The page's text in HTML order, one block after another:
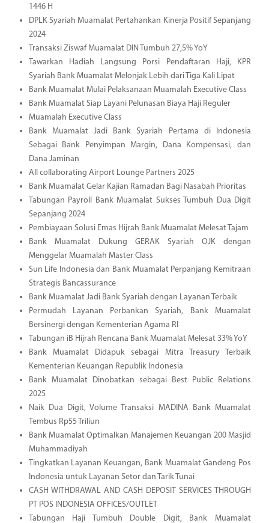
1446 H
DPLK Syariah Muamalat Pertahankan Kinerja Positif Sepanjang
2024
Transaksi Ziswaf Muamalat DIN Tumbuh 27,5% YoY
Tawarkan Hadiah Langsung Porsi Pendaftaran Haji, KPR
Syariah Bank Muamalat Melonjak Lebih dari Tiga Kali Lipat
Bank Muamalat Mulai Pelaksanaan Muamalah Executive Class
Bank Muamalat Siap Layani Pelunasan Biaya Haji Reguler
Muamalah Executive Class
Bank Muamalat Jadi Bank Syariah Pertama di Indonesia
Sebagai Bank Penyimpan Margin, Dana Kompensasi, dan
Dana Jaminan
All collaborating Airport Lounge Partners 2025
Bank Muamalat Gelar Kajian Ramadan Bagi Nasabah Prioritas
Tabungan Payroll Bank Muamalat Sukses Tumbuh Dua Digit
Sepanjang 2024
Pembiayaan Solusi Emas Hijrah Bank Muamalat Melesat Tajam
Bank Muamalat Dukung GERAK Syariah OJK dengan
Menggelar Muamalah Master Class
Sun Life Indonesia dan Bank Muamalat Perpanjang Kemitraan
Strategis Bancassurance
Bank Muamalat Jadi Bank Syariah dengan Layanan Terbaik
Permudah Layanan Perbankan Syariah, Bank Muamalat
Bersinergi dengan Kementerian Agama RI
Tabungan iB Hijrah Rencana Bank Muamalat Melesat 33% YoY
Bank Muamalat Didapuk sebagai Mitra Treasury Terbaik
Kementerian Keuangan Republik Indonesia
Bank Muamalat Dinobatkan sebagai Best Public Relations
2025
Naik Dua Digit, Volume Transaksi MADINA Bank Muamalat
Tembus Rp55 Triliun
Bank Muamalat Optimalkan Manajemen Keuangan 200 Masjid
Muhammadiyah
Tingkatkan Layanan Keuangan, Bank Muamalat Gandeng Pos
Indonesia untuk Layanan Setor dan Tarik Tunai
CASH WITHDRAWAL AND CASH DEPOSIT SERVICES THROUGH
PT POS INDONESIA OFFICES/OUTLET
Tabungan Haji Tumbuh Double Digit, Bank Muamalat